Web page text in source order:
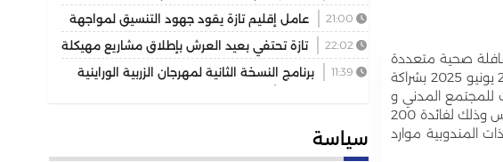
صحية متعددة
الاختصاصات بدائرة اكنول دوار تاشربانت جماعة جزناية الجنوبية دائرة اكنول و الدواوير المجاورة وذلك بتاريخ 28 يونيو 2025 بشراكة
للمجتمع المدني و
بتنسيق مع السلطات المحلية و تحت إشراف المديرية الجهوية للصحة و الحماية الاجتماعية بجهة فاس مكناس وذلك لفائدة 200
المندوبية موارد
العرش ويكرم موظفين بتوشيحات ملكية
21:00
عامل إقليم تازة يقود جهود التنسيق لمواجهة
حريق غابوي بتغزراتين
22:02
تازة تحتفي بعيد العرش بإطلاق مشاريع مهيكلة
تعزز التنمية المجالية
11:39
برنامج النسخة الثانية لمهرجان الزربية الوراينية
سياسة